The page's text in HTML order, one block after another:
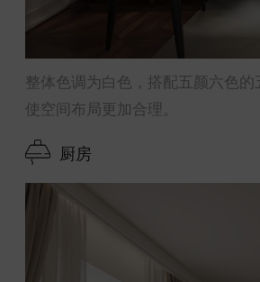
整体色调为白色，搭配五颜六色
使空间布局更加合理。
厨房